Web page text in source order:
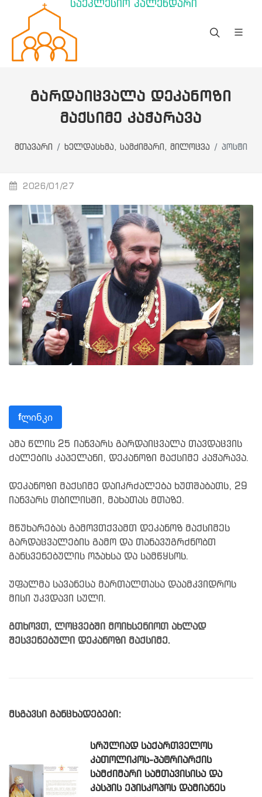
საეკლესიო კალენდარი
ᲒᲐᲠᲓᲐᲘᲪᲕᲐᲚᲐ ᲓᲔᲙᲐᲜᲝᲖᲘ
ᲛᲐᲥᲡᲘᲛᲔ ᲙᲐᲭᲐᲠᲐᲕᲐ
მთავარი ხელდასხმა, სამძიმარი, მილოცვა პოსტი
2026/01/27
fლინკი
ამა წლის 25 იანვარს გარდაიცვალა თავდაცვის
ძალების კაპელანი, დეკანოზი მაქსიმე კაჭარავა.
დეკანოზი მაქსიმე დაიკრძალება ხუთშაბათს, 29
იანვარს თბილისში, მახათას მთაზე.
მწუხარებას გამოვთქვამთ დეკანოზ მაქსიმეს
გარდაცვალების გამო და თანავუგრძნობთ
განსვენებულის ოჯახსა და სამწყსოს.
უფალმა სავანესა მართალთასა დაამკვიდროს
მისი უკვდავი სული.
გთხოვთ, ლოცვებში მოიხსენიოთ ახლად
შესვენებული დეკანოზი მაქსიმე.
მსგავსი განცხადებები:
ᲡᲠᲣᲚᲘᲐᲓ ᲡᲐᲥᲐᲠᲗᲕᲔᲚᲝᲡ
ᲙᲐᲗᲝᲚᲘᲙᲝᲡ-ᲞᲐᲢᲠᲘᲐᲠᲥᲘᲡ
ᲡᲐᲛᲫᲘᲛᲐᲠᲘ ᲡᲐᲛᲗᲐᲕᲘᲡᲘᲡᲐ ᲓᲐ
ᲙᲐᲡᲞᲘᲡ ᲔᲞᲘᲡᲙᲝᲞᲝᲡ ᲓᲐᲛᲘᲐᲜᲔᲡ